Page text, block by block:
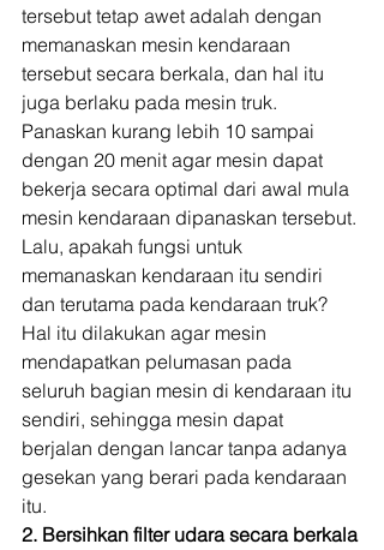
tersebut tetap awet adalah dengan
memanaskan mesin kendaraan
tersebut secara berkala, dan hal itu
juga berlaku pada mesin truk.
Panaskan kurang lebih 10 sampai
dengan 20 menit agar mesin dapat
bekerja secara optimal dari awal mula
mesin kendaraan dipanaskan tersebut.
Lalu, apakah fungsi untuk
memanaskan kendaraan itu sendiri
dan terutama pada kendaraan truk?
Hal itu dilakukan agar mesin
mendapatkan pelumasan pada
seluruh bagian mesin di kendaraan itu
sendiri, sehingga mesin dapat
berjalan dengan lancar tanpa adanya
gesekan yang berari pada kendaraan
itu.
2. Bersihkan filter udara secara berkala